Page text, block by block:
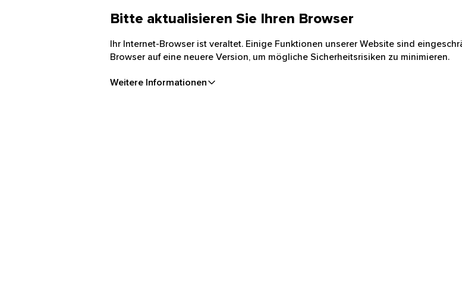
Bitte aktualisieren Sie Ihren Browser
Ihr Internet-Browser ist veraltet. Einige Funktionen unserer Website sind
Browser auf eine neuere Version, um mögliche Sicherheitsrisiken zu minimieren.
Weitere Informationen